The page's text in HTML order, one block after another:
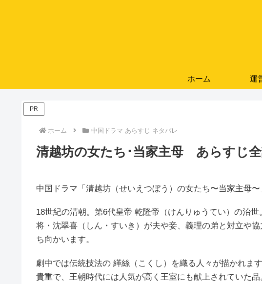
ホーム 運
PR
ホーム 中国ドラマ あらすじ ネタバレ
清越坊の女たち･当家主母 あらすじ
中国ドラマ「清越坊（せいえつぼう）の女たち〜当家主母〜
18世紀の清朝。第6代皇帝 乾隆帝（けんりゅうてい）の治
将・沈翠喜（しん・すいき）が夫や妾、義理の弟と対立や
ち向かいます。
劇中では伝統技法の 緙絲（こくし）を織る人々が描かれま
貴重で、王朝時代には人気が高く王室にも献上されていた